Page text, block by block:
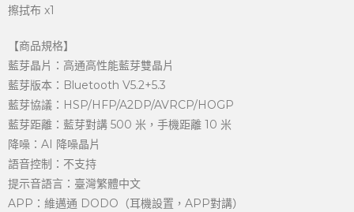
擦拭布 x1
【商品規格】
藍芽晶片：高通高性能藍芽雙晶片
藍芽版本：Bluetooth V5.2+5.3
藍芽協議：HSP/HFP/A2DP/AVRCP/HOGP
藍芽距離：藍芽對講 500 米，手機距離 10 米
降噪：AI 降噪晶片
語音控制：不支持
提示音語言：臺灣繁體中文
APP：維邁通 DODO（耳機設置，APP對講）